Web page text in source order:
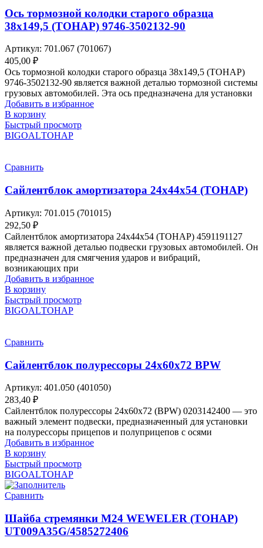
Ось тормозной колодки старого образца
38х149,5 (ТОНАР) 9746-3502132-90
Артикул: 701.067 (701067)
405,00 ₽
Ось тормозной колодки старого образца 38х149,5 (ТОНАР)
9746-3502132-90 является важной деталью тормозной системы
грузовых автомобилей. Эта ось предназначена для установки
Добавить в избранное
В корзину
Быстрый просмотр
BIGOALТОНАР
Сравнить
Сайлентблок амортизатора 24х44х54 (ТОНАР)
Артикул: 701.015 (701015)
292,50 ₽
Сайлентблок амортизатора 24х44х54 (ТОНАР) 4591191127
является важной деталью подвески грузовых автомобилей. Он
предназначен для смягчения ударов и вибраций,
возникающих при
Добавить в избранное
В корзину
Быстрый просмотр
BIGOALТОНАР
Сравнить
Сайлентблок полурессоры 24х60х72 BPW
Артикул: 401.050 (401050)
283,40 ₽
Сайлентблок полурессоры 24х60х72 (BPW) 0203142400 — это
важный элемент подвески, предназначенный для установки
на полурессоры прицепов и полуприцепов с осями
Добавить в избранное
В корзину
Быстрый просмотр
BIGOALТОНАР
Сравнить
Шайба стремянки М24 WEWELER (ТОНАР)
UT009A35G/4585272406